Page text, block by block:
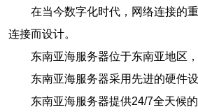
在当今数字化时代，网络连接的
连接而设计。
东南亚海服务器位于东南亚地区
东南亚海服务器采用先进的硬件
东南亚海服务器提供24/7全天候